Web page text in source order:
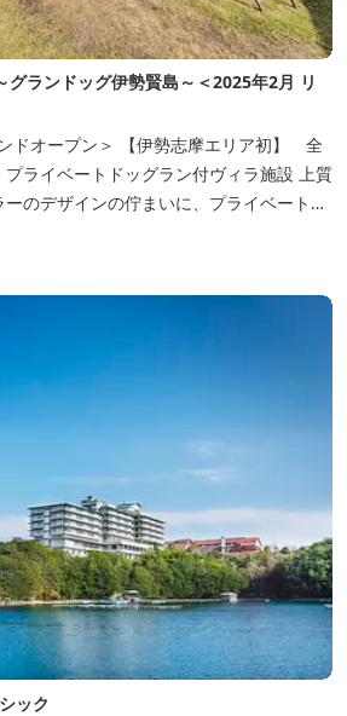
ランドッグ伊勢賢島～＜2025年2月 リ
ドオープン＞ 【伊勢志摩エリア初】 全
イベートドッグラン付ヴィラ施設 上質
のデザインの佇まいに、プライベート感
れば全室海に面したオーシャンフロン
イベートドッグランと青色に輝く英虞湾を
スのお部屋
ック